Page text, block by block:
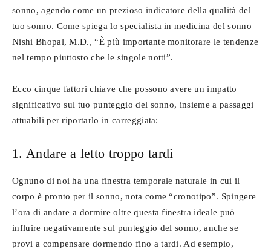
sonno, agendo come un prezioso indicatore della qualità del
tuo sonno. Come spiega lo specialista in medicina del sonno
Nishi Bhopal, M.D., “È più importante monitorare le tendenze
nel tempo piuttosto che le singole notti”.
Ecco cinque fattori chiave che possono avere un impatto
significativo sul tuo punteggio del sonno, insieme a passaggi
attuabili per riportarlo in carreggiata:
1. Andare a letto troppo tardi
Ognuno di noi ha una finestra temporale naturale in cui il
corpo è pronto per il sonno, nota come “cronotipo”. Spingere
l’ora di andare a dormire oltre questa finestra ideale può
influire negativamente sul punteggio del sonno, anche se
provi a compensare dormendo fino a tardi. Ad esempio,